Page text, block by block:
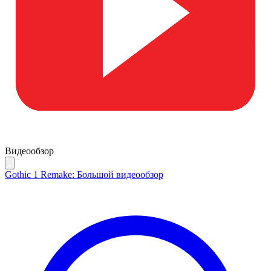
Видеообзор
Gothic 1 Remake: Большой видеообзор